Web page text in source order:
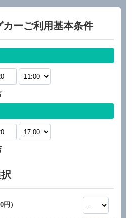
カーご利用基本条件
）